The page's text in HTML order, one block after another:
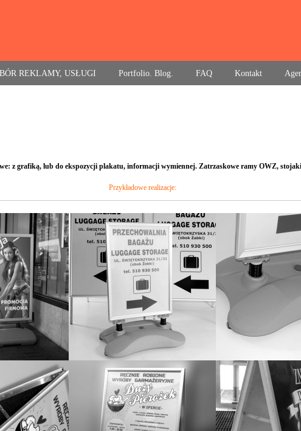
REKLAMY, USŁUGI Portfolio. Blog. FAQ Kontakt
z grafiką, lub do ekspozycji plakatu, informacji wymiennej. Zatrzaskowe ramy OWZ, stojaki
Przykładowe realizacje: